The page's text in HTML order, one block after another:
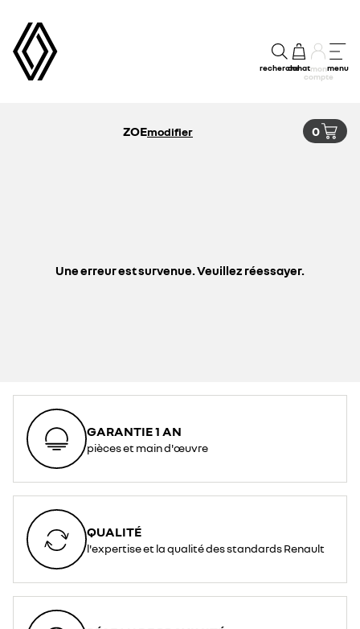
rechercheachatmon
compte
menu
ZOEmodifier 0
Une erreur est survenue. Veuillez réessayer.
GARANTIE 1 AN
pièces et main d'œuvre
QUALITÉ
l'expertise et la qualité des standards Renault